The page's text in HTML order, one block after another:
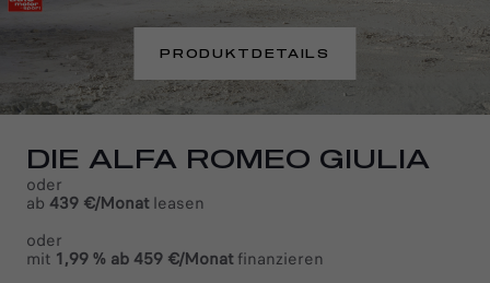
PRODUKTDETAILS
DIE ALFA ROMEO GIULIA
oder​
ab 439 €/Monatleasen
oder​
mit 1,99 % ab 459 €/Monatfinanzieren